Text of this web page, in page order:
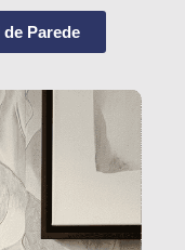
Parede